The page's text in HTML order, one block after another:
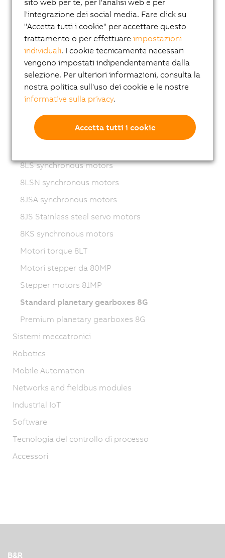
Variable frequency drives (VFD)
8LS-4 synchronous motors
8MS-4 synchronous motors
ACOPOSmotor Compact
8WSA servo motors
8WSB gear motors
8LVA synchronous motors
8LVB gear motors
8LS synchronous motors
8LSN synchronous motors
8JSA synchronous motors
8JS Stainless steel servo motors
8KS synchronous motors
Motori torque 8LT
Motori stepper da 80MP
Stepper motors 81MP
Standard planetary gearboxes 8G
Premium planetary gearboxes 8G
Sistemi meccatronici
Robotics
Mobile Automation
Networks and fieldbus modules
Industrial IoT
Software
Tecnologia del controllo di processo
Accessori
B&R
l'integrazione dei social media. Fare click su
"Accetta tutti i cookie" per accettare questo
trattamento o per effettuareimpostazioni
individuali. I cookie tecnicamente necessari
vengono impostati indipendentemente dalla
selezione. Per ulteriori informazioni, consulta la
nostra politica sull'uso dei cookie e le nostre
informative sulla privacy.
Accetta tutti i cookie